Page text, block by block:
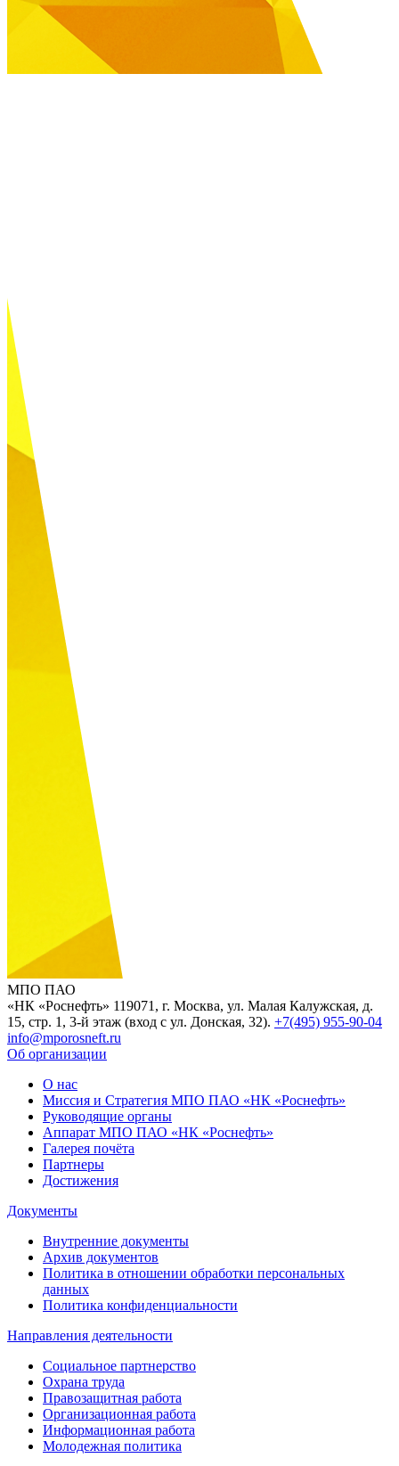
МПО ПАО
«НК «Роснефть» 119071, г. Москва, ул. Малая Калужская, д.
15, стр. 1, 3-й этаж (вход с ул. Донская, 32). +7(495) 955-90-04
info@mporosneft.ru
Об организации
О нас
Миссия и Стратегия МПО ПАО «НК «Роснефть»
Руководящие органы
Аппарат МПО ПАО «НК «Роснефть»
Галерея почёта
Партнеры
Достижения
Документы
Внутренние документы
Архив документов
Политика в отношении обработки персональных
данных
Политика конфиденциальности
Направления деятельности
Социальное партнерство
Охрана труда
Правозащитная работа
Организационная работа
Информационная работа
Молодежная политика